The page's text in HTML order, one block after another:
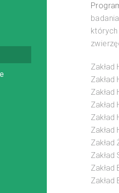
Zakład
Zakład
Zakład
Zakład
Zakład
Zakład
Zakład
Zakład
Zakład
Zakład